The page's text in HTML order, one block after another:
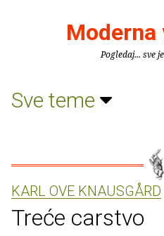
Moderna
Pogledaj... sve
Sve teme
KARL OVE KNAUSGÅRD
Treće carstvo